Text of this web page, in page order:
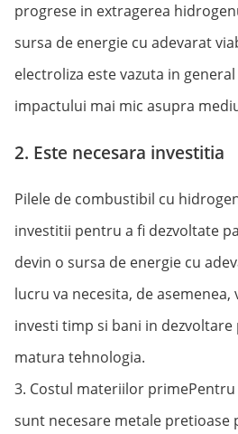
progrese in extragerea
sursa de energie cu adevarat
electroliza este vazuta in
impactului mai mic asupra
2. Este necesara investitia
Pilele de combustibil cu
investitii pentru a fi dezvoltate
devin o sursa de energie cu
lucru va necesita, de
investi timp si bani in
matura tehnologia.
3. Costul materiilor
sunt necesare metale pretioase